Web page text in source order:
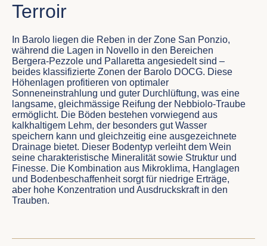
Terroir
In Barolo liegen die Reben in der Zone San Ponzio,
während die Lagen in Novello in den Bereichen
Bergera-Pezzole und Pallaretta angesiedelt sind –
beides klassifizierte Zonen der Barolo DOCG. Diese
Höhenlagen profitieren von optimaler
Sonneneinstrahlung und guter Durchlüftung, was eine
langsame, gleichmässige Reifung der Nebbiolo-Traube
ermöglicht. Die Böden bestehen vorwiegend aus
kalkhaltigem Lehm, der besonders gut Wasser
speichern kann und gleichzeitig eine ausgezeichnete
Drainage bietet. Dieser Bodentyp verleiht dem Wein
seine charakteristische Mineralität sowie Struktur und
Finesse. Die Kombination aus Mikroklima, Hanglagen
und Bodenbeschaffenheit sorgt für niedrige Erträge,
aber hohe Konzentration und Ausdruckskraft in den
Trauben.